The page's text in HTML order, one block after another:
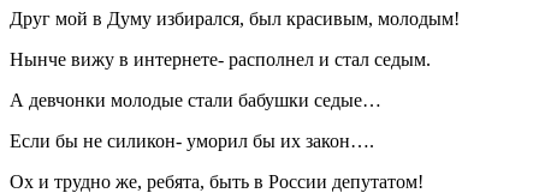
Друг мой в Думу избирался, был красивым, молодым!
Нынче вижу в интернете- располнел и стал седым.
А девчонки молодые стали бабушки седые…
Если бы не силикон- уморил бы их закон….
Ох и трудно же, ребята, быть в России депутатом!